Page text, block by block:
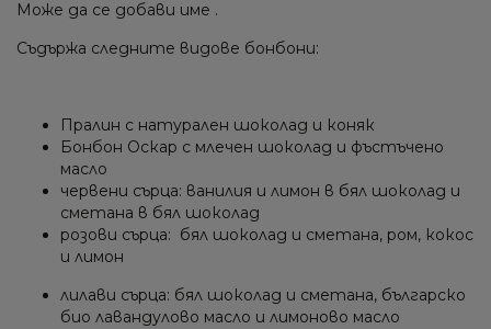
Може да се добави име .
Съдържа следните видове бонбони:
Пралин с натурален шоколад и коняк
Бонбон Оскар с млечен шоколад и фъстъчено
масло
червени сърца: ванилия и лимон в бял шоколад и
сметана в бял шоколад
розови сърца: бял шоколад и сметана, ром, кокос
и лимон
лилави сърца: бял шоколад и сметана, българско
био лавандулово масло и лимоново масло